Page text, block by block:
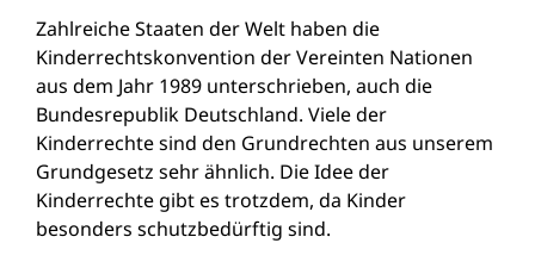
Zahlreiche Staaten der Welt haben die
Kinderrechtskonvention der Vereinten Nationen
aus dem Jahr 1989 unterschrieben, auch die
Bundesrepublik Deutschland. Viele der
Kinderrechte sind den Grundrechten aus unserem
Grundgesetz sehr ähnlich. Die Idee der
Kinderrechte gibt es trotzdem, da Kinder
besonders schutzbedürftig sind.